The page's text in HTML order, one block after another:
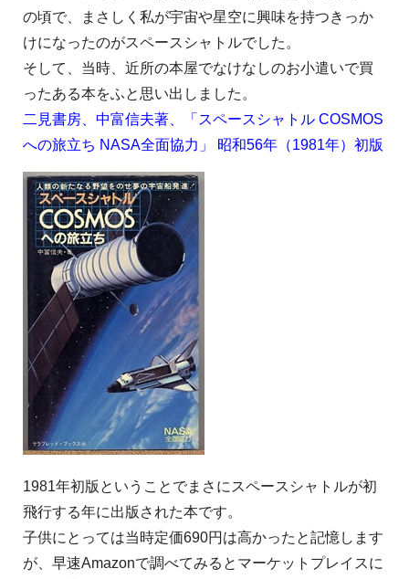
の頃で、まさしく私が宇宙や星空に興味を持つきっか
けになったのがスペースシャトルでした。
そして、当時、近所の本屋でなけなしのお小遣いで買
ったある本をふと思い出しました。
二見書房、中富信夫著、「スペースシャトル COSMOS
への旅立ち NASA全面協力」 昭和56年（1981年）初版
1981年初版ということでまさにスペースシャトルが初
飛行する年に出版された本です。
子供にとっては当時定価690円は高かったと記憶します
が、早速Amazonで調べてみるとマーケットプレイスに